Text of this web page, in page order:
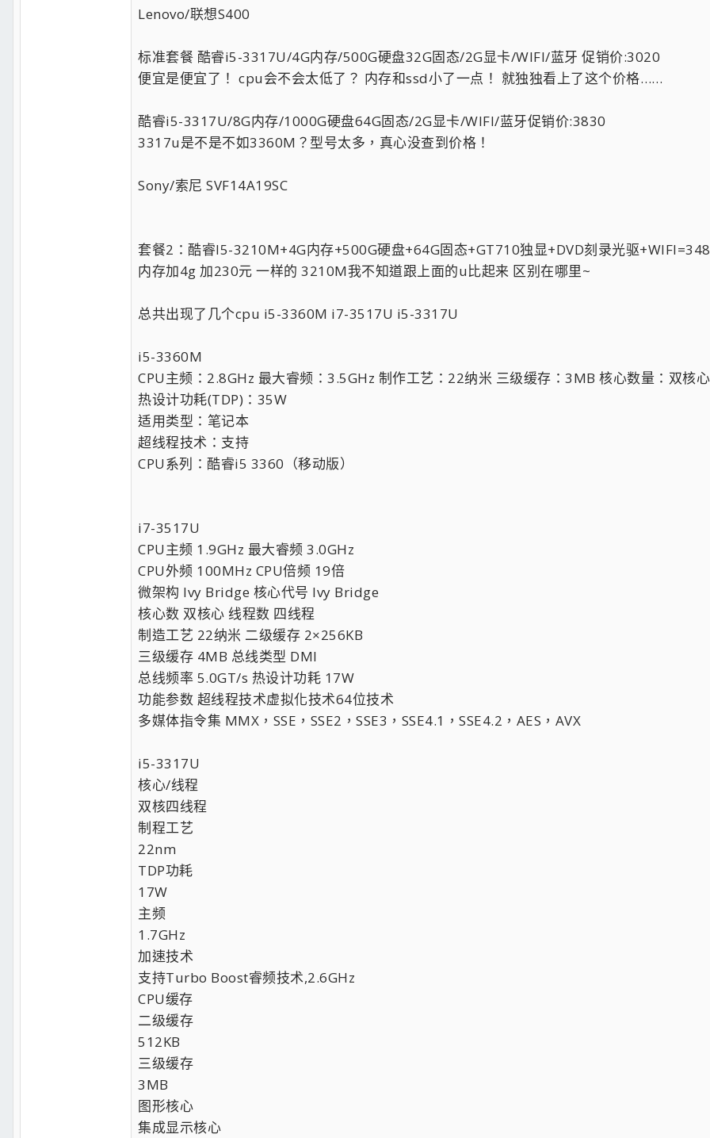
Lenovo/联想S400
标准套餐 酷睿i5-3317U/4G内存/500G硬盘32G固态/2G显卡/WIFI/蓝牙 促销价:3020
便宜是便宜了！ cpu会不会太低了？ 内存和ssd小了一点！ 就独独看上了这个价格……
酷睿i5-3317U/8G内存/1000G硬盘64G固态/2G显卡/WIFI/蓝牙促销价:3830
3317u是不是不如3360M？型号太多，真心没查到价格！
Sony/索尼 SVF14A19SC
套餐2：酷睿I5-3210M+4G内存+500G硬盘+64G固态+GT710独显+DVD刻录光驱
内存加4g 加230元 一样的 3210M我不知道跟上面的u比起来 区别在哪里~
总共出现了几个cpu i5-3360M i7-3517U i5-3317U
i5-3360M
CPU主频：2.8GHz 最大睿频：3.5GHz 制作工艺：22纳米 三级缓存：3MB 核心数量：双核
热设计功耗(TDP)：35W
适用类型：笔记本
超线程技术：支持
CPU系列：酷睿i5 3360（移动版）
i7-3517U
CPU主频 1.9GHz 最大睿频 3.0GHz
CPU外频 100MHz CPU倍频 19倍
微架构 Ivy Bridge 核心代号 Ivy Bridge
核心数 双核心 线程数 四线程
制造工艺 22纳米 二级缓存 2×256KB
三级缓存 4MB 总线类型 DMI
总线频率 5.0GT/s 热设计功耗 17W
功能参数 超线程技术虚拟化技术64位技术
多媒体指令集 MMX，SSE，SSE2，SSE3，SSE4.1，SSE4.2，AES，AVX
i5-3317U
核心/线程
双核四线程
制程工艺
22nm
TDP功耗
17W
主频
1.7GHz
加速技术
支持Turbo Boost睿频技术,2.6GHz
CPU缓存
二级缓存
512KB
三级缓存
3MB
图形核心
集成显示核心